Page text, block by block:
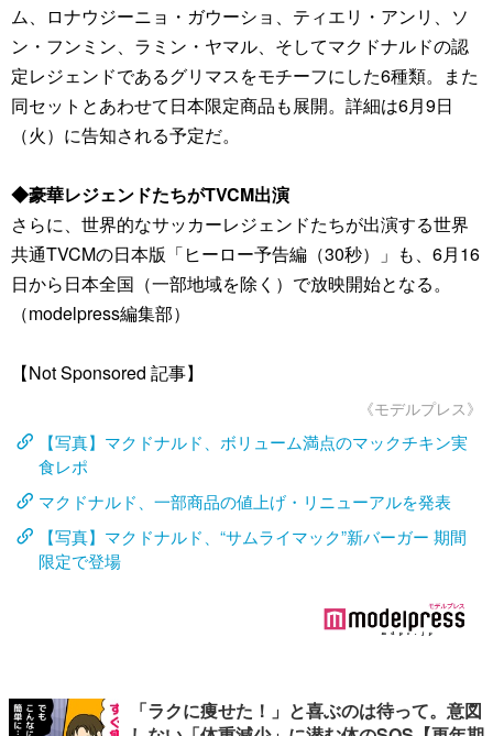
ム、ロナウジーニョ・ガウーショ、ティエリ・アンリ、ソ
ン・フンミン、ラミン・ヤマル、そしてマクドナルドの認
定レジェンドであるグリマスをモチーフにした6種類。また
同セットとあわせて日本限定商品も展開。詳細は6月9日
（火）に告知される予定だ。
◆豪華レジェンドたちがTVCM出演
さらに、世界的なサッカーレジェンドたちが出演する世界
共通TVCMの日本版「ヒーロー予告編（30秒）」も、6月16
日から日本全国（一部地域を除く）で放映開始となる。
（modelpress編集部）
【Not Sponsored 記事】
《モデルプレス》
【写真】マクドナルド、ボリューム満点のマックチキン実
食レポ
マクドナルド、一部商品の値上げ・リニューアルを発表
【写真】マクドナルド、“サムライマック”新バーガー 期間
限定で登場
「ラクに痩せた！」と喜ぶのは待って。意図